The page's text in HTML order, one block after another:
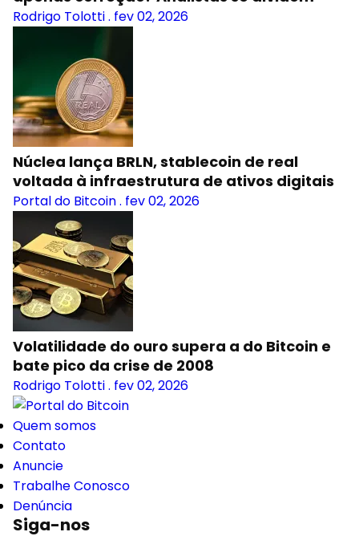
Rodrigo Tolotti. fev 02, 2026
Núclea lança BRLN, stablecoin de real
voltada à infraestrutura de ativos digitais
Portal do Bitcoin. fev 02, 2026
Volatilidade do ouro supera a do Bitcoin e
bate pico da crise de 2008
Rodrigo Tolotti. fev 02, 2026
Quem somos
Contato
Anuncie
Trabalhe Conosco
Denúncia
Siga-nos